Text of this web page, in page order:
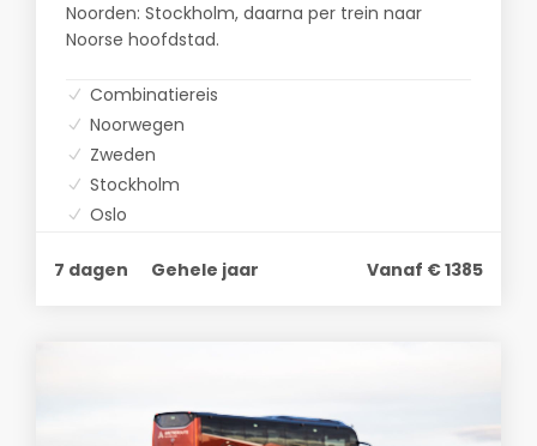
Noorden: Stockholm, daarna per trein naar
Noorse hoofdstad.
Combinatiereis
Noorwegen
Zweden
Stockholm
Oslo
7 dagen
Gehele jaar Vanaf € 1385